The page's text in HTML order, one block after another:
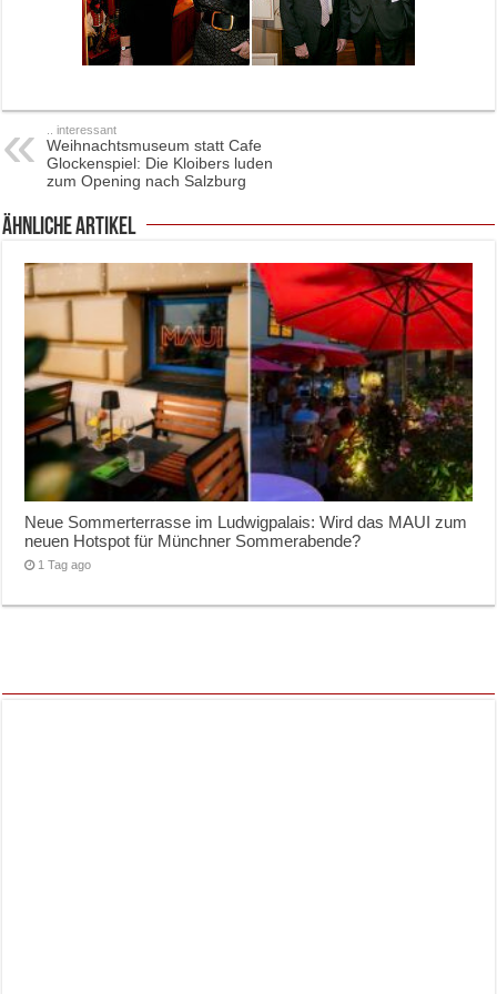
.. interessant
Weihnachtsmuseum statt Cafe
Glockenspiel: Die Kloibers luden
zum Opening nach Salzburg
ähnliche Artikel
Neue Sommerterrasse im Ludwigpalais: Wird das MAUI zum
neuen Hotspot für Münchner Sommerabende?
1 Tag ago